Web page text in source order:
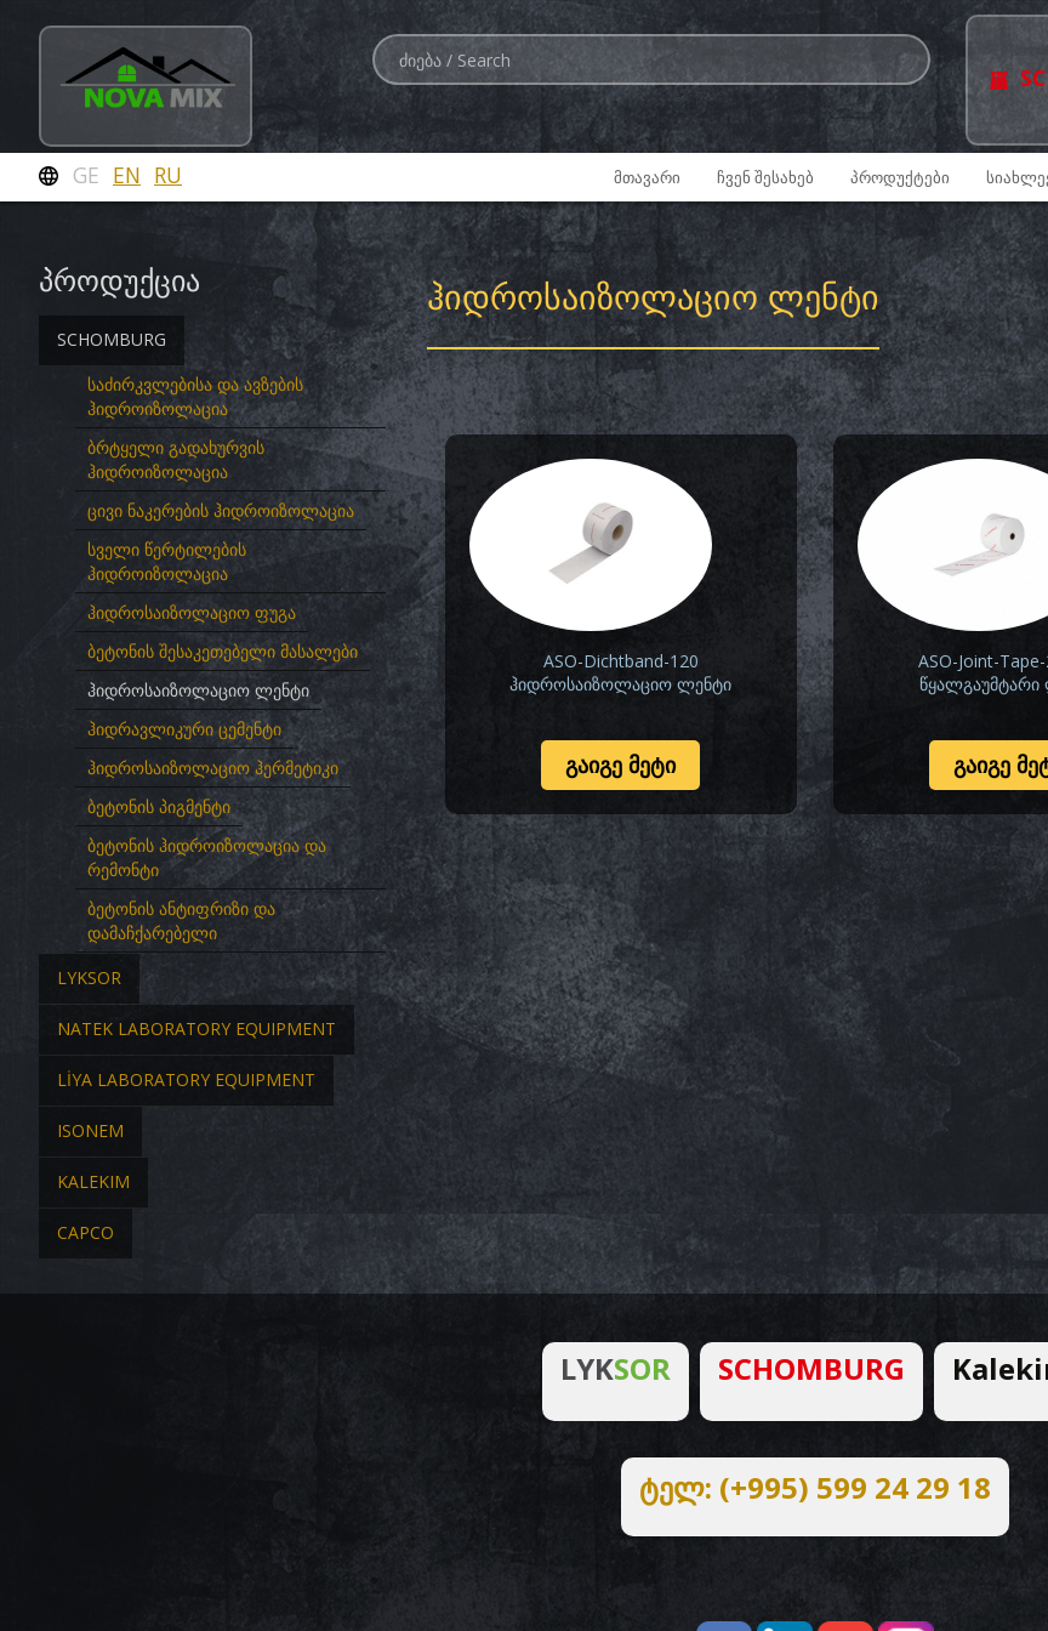
GE EN RU ᲛᲗᲐᲕᲐᲠᲘ ᲩᲕᲔᲜ ᲨᲔᲡᲐᲮᲔᲑ ᲞᲠᲝᲓᲣᲥᲢᲔᲑᲘ
პროდუქცია
SCHOMBURG
საძირკვლებისა და ავზების
ჰიდროიზოლაცია
ბრტყელი გადახურვის
ჰიდროიზოლაცია
ცივი ნაკერების ჰიდროიზოლაცია
სველი წერტილების
ჰიდროიზოლაცია
ჰიდროსაიზოლაციო ფუგა
ბეტონის შესაკეთებელი მასალები
ჰიდროსაიზოლაციო ლენტი
ჰიდრავლიკური ცემენტი
ჰიდროსაიზოლაციო ჰერმეტიკი
ბეტონის პიგმენტი
ბეტონის ჰიდროიზოლაცია და
რემონტი
ბეტონის ანტიფრიზი და
დამაჩქარებელი
LYKSOR
NATEK LABORATORY EQUIPMENT
LİYA LABORATORY EQUIPMENT
ISONEM
KALEKIM
CAPCO
ᲰᲘᲓᲠᲝᲡᲐᲘᲖᲝᲚᲐᲪᲘᲝ ᲚᲔᲜᲢᲘ
ASO-Dichtband-120
ჰიდროსაიზოლაციო ლენტი
ᲒᲐᲘᲒᲔ ᲛᲔᲢᲘ
ASO-Joint-
წყალგაუმტარი
ᲒᲐᲘᲒᲔ
LYKSOR SCHOMBURG
ტელ: (+995) 599 24 29 18